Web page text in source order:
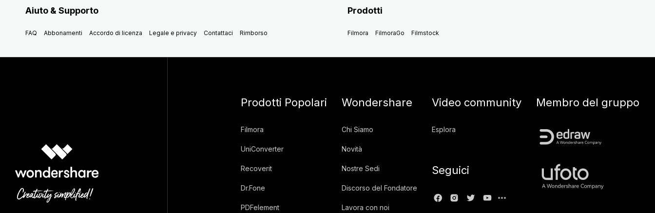
Aiuto & Supporto
FAQ Abbonamenti Accordo di licenza Legale e privacy Contattaci Rimborso
Prodotti
Filmora FilmoraGo Filmstock
Prodotti Popolari
Filmora
UniConverter
Recoverit
Dr.Fone
PDFelement
Wondershare
Chi Siamo
Novità
Nostre Sedi
Discorso del Fondatore
Lavora con noi
Video community
Esplora
Seguici
Membro del gruppo